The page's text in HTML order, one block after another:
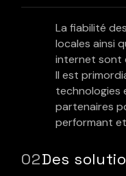
La fiabilité
locales ainsi
internet sont
Il est
technologies
partenaires
performant
Des